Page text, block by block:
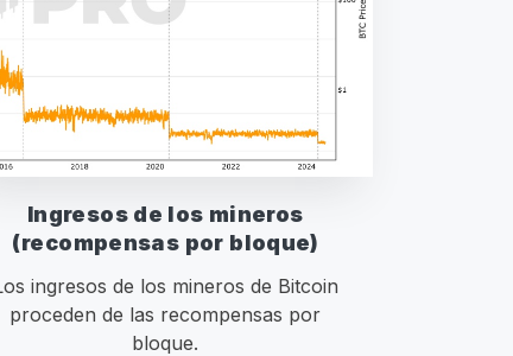
Ingresos de los mineros
(recompensas por bloque)
ingresos de los mineros de Bitcoin
proceden de las recompensas por
bloque.